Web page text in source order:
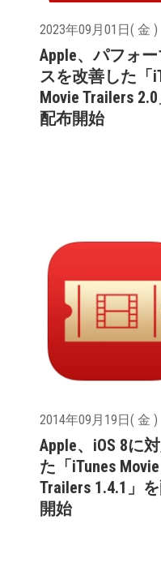
2023年09月01日( 金 )
Apple、パフォ
スを改善した「
Movie Trailers
配布開始
2014年09月19日( 金 )
Apple、iOS 8に
た「iTunes Movie
Trailers 1.4.1」
開始